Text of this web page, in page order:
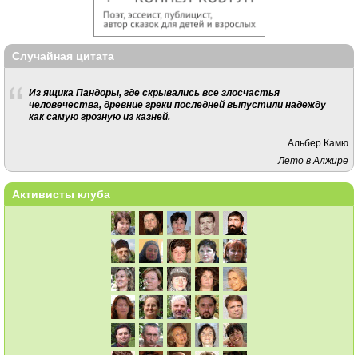
Случайная цитата
Из ящика Пандоры, где скрывались все злосчастья
человечества, древние греки последней выпустили надежду
как самую грозную из казней.
Альбер Камю
Лето в Алжире
Активисты клуба